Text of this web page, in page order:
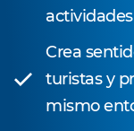
Crea
turistas y
mismo